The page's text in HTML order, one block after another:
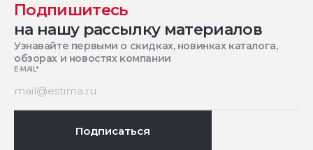
Подпишитесь
на нашу рассылку материалов
Узнавайте первыми о скидках, новинках каталога,
обзорах и новостях компании
E-MAIL*
Подписаться